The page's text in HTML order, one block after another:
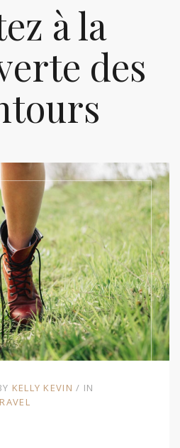
à la
des
KELLY KEVIN
IN